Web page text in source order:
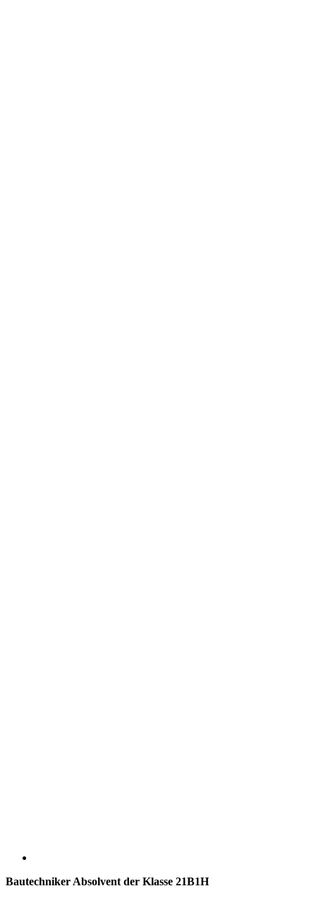
Bautechniker Absolvent der Klasse 21B1H